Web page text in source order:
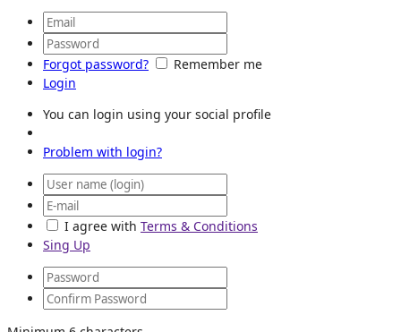
Forgot password?
Remember me
Login
You can login using your social profile
Problem with login?
I agree with Terms & Conditions
Sing Up